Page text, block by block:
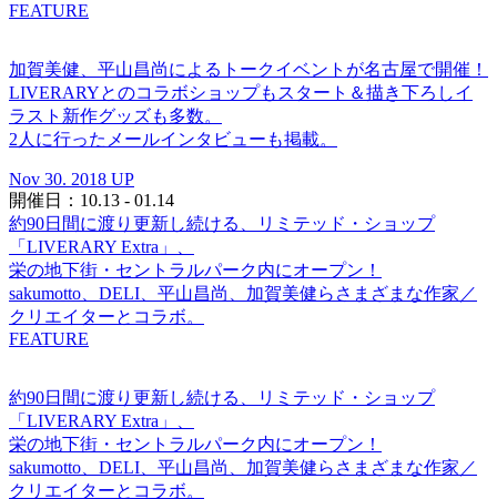
FEATURE
加賀美健、平山昌尚によるトークイベントが名古屋で開催！
LIVERARYとのコラボショップもスタート＆描き下ろしイ
ラスト新作グッズも多数。
2人に行ったメールインタビューも掲載。
Nov 30. 2018 UP
開催日：10.13 - 01.14
約90日間に渡り更新し続ける、リミテッド・ショップ
「LIVERARY Extra」、
栄の地下街・セントラルパーク内にオープン！
sakumotto、DELI、平山昌尚、加賀美健らさまざまな作家／
クリエイターとコラボ。
FEATURE
約90日間に渡り更新し続ける、リミテッド・ショップ
「LIVERARY Extra」、
栄の地下街・セントラルパーク内にオープン！
sakumotto、DELI、平山昌尚、加賀美健らさまざまな作家／
クリエイターとコラボ。